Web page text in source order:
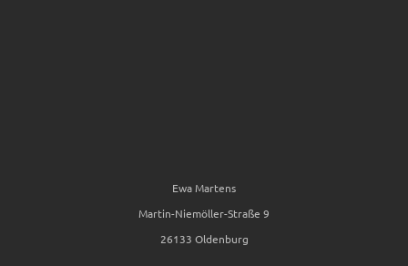
Ewa Martens
Martin-Niemöller-Straße 9
26133 Oldenburg